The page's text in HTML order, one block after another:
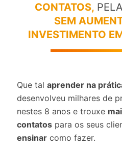
CONTATOS,
SEM
INVESTIMENTO
Que tal aprender na
desenvolveu milhares de
nestes 8 anos e trouxe
contatos para os seus
ensinar como fazer.